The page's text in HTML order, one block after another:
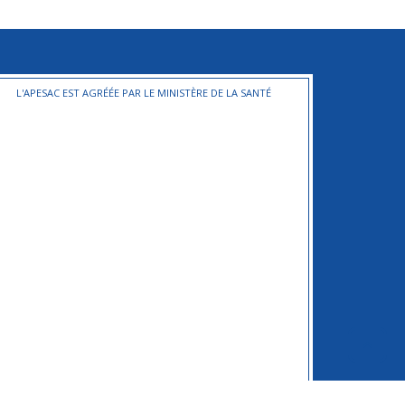
L'APESAC EST AGRÉÉE PAR LE MINISTÈRE DE LA SANTÉ